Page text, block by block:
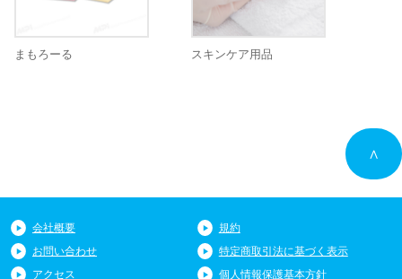
まもろーる スキンケア用品
∧
会社概要
規約
お問い合わせ
特定商取引法に基づく表示
アクセス
個人情報保護基本方針